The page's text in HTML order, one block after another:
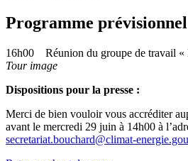
Programme
16h00 Réunion du groupe de travail «
Tour image
Dispositions pour la presse :
Merci de bien vouloir vous accréditer
avant le mercredi 29 juin à 14h00 à
secretariat.bouchard@climat-